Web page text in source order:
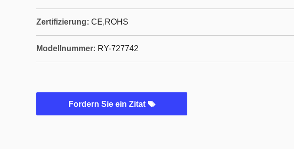
Zertifizierung: CE,ROHS
Modellnummer: RY-727742
Fordern Sie ein Zitat